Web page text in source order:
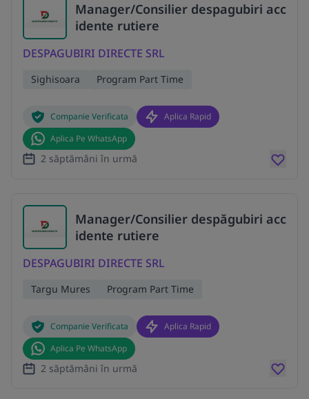
Manager/Consilier despagubiri acc
idente rutiere
DESPAGUBIRI DIRECTE SRL
Sighisoara Program Part Time
Companie Verificata
Aplica Rapid
Aplica Pe WhatsApp
2 săptămâni în urmă
Manager/Consilier despăgubiri acc
idente rutiere
DESPAGUBIRI DIRECTE SRL
Targu Mures Program Part Time
Companie Verificata
Aplica Rapid
Aplica Pe WhatsApp
2 săptămâni în urmă